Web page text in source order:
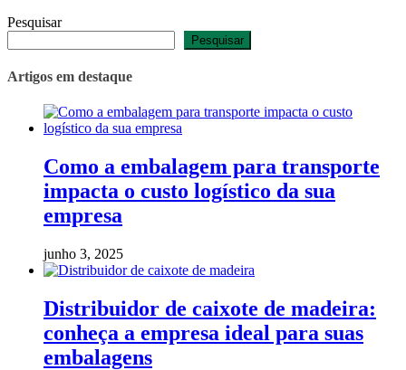
Pesquisar
Pesquisar
Artigos em destaque
Como a embalagem para transporte
impacta o custo logístico da sua
empresa
junho 3, 2025
Distribuidor de caixote de madeira:
conheça a empresa ideal para suas
embalagens